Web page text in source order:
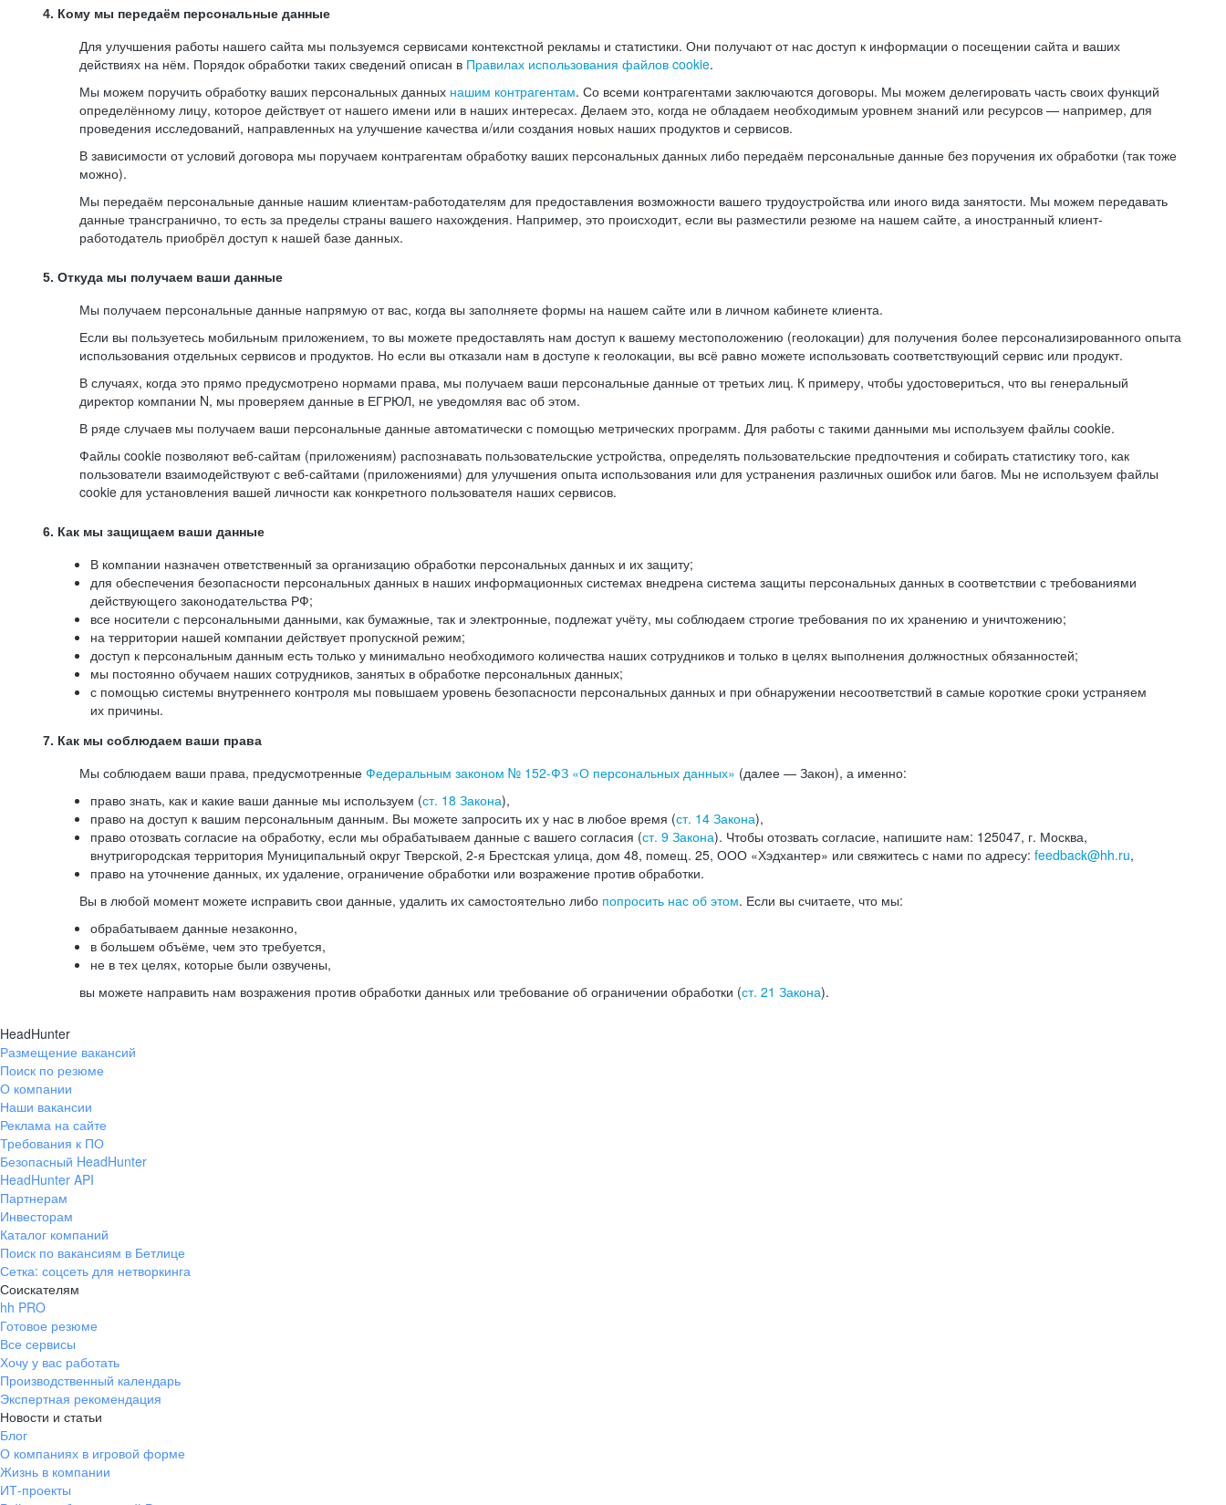
4. Кому мы передаём персональные данные
Для улучшения работы нашего сайта мы пользуемся сервисами контекстной рекламы и статистики. Они получают от нас доступ к информации о посещении сайта и ваших
действиях на нём. Порядок обработки таких сведений описан в Правилах использования файлов cookie.
Мы можем поручить обработку ваших персональных данных нашим контрагентам. Со всеми контрагентами заключаются договоры. Мы можем делегировать часть своих функций
определённому лицу, которое действует от нашего имени или в наших интересах. Делаем это, когда не обладаем необходимым уровнем знаний или ресурсов — например, для
проведения исследований, направленных на улучшение качества и/или создания новых наших продуктов и сервисов.
В зависимости от условий договора мы поручаем контрагентам обработку ваших персональных данных либо передаём персональные данные без поручения их обработки (так тоже
можно).
Мы передаём персональные данные нашим клиентам-работодателям для предоставления возможности вашего трудоустройства или иного вида занятости. Мы можем передавать
данные трансгранично, то есть за пределы страны вашего нахождения. Например, это происходит, если вы разместили резюме на нашем сайте, а иностранный клиент-
работодатель приобрёл доступ к нашей базе данных.
5. Откуда мы получаем ваши данные
Мы получаем персональные данные напрямую от вас, когда вы заполняете формы на нашем сайте или в личном кабинете клиента.
Если вы пользуетесь мобильным приложением, то вы можете предоставлять нам доступ к вашему местоположению (геолокации) для получения более персонализированного опыта
использования отдельных сервисов и продуктов. Но если вы отказали нам в доступе к геолокации, вы всё равно можете использовать соответствующий сервис или продукт.
В случаях, когда это прямо предусмотрено нормами права, мы получаем ваши персональные данные от третьих лиц. К примеру, чтобы удостовериться, что вы генеральный
директор компании N, мы проверяем данные в ЕГРЮЛ, не уведомляя вас об этом.
В ряде случаев мы получаем ваши персональные данные автоматически с помощью метрических программ. Для работы с такими данными мы используем файлы cookie.
Файлы cookie позволяют веб-сайтам (приложениям) распознавать пользовательские устройства, определять пользовательские предпочтения и собирать статистику того, как
пользователи взаимодействуют с веб-сайтами (приложениями) для улучшения опыта использования или для устранения различных ошибок или багов. Мы не используем файлы
cookie для установления вашей личности как конкретного пользователя наших сервисов.
6. Как мы защищаем ваши данные
В компании назначен ответственный за организацию обработки персональных данных и их защиту;
для обеспечения безопасности персональных данных в наших информационных системах внедрена система защиты персональных данных в соответствии с требованиями
действующего законодательства РФ;
все носители с персональными данными, как бумажные, так и электронные, подлежат учёту, мы соблюдаем строгие требования по их хранению и уничтожению;
на территории нашей компании действует пропускной режим;
доступ к персональным данным есть только у минимально необходимого количества наших сотрудников и только в целях выполнения должностных обязанностей;
мы постоянно обучаем наших сотрудников, занятых в обработке персональных данных;
с помощью системы внутреннего контроля мы повышаем уровень безопасности персональных данных и при обнаружении несоответствий в самые короткие сроки устраняем
их причины.
7. Как мы соблюдаем ваши права
Мы соблюдаем ваши права, предусмотренные Федеральным законом № 152-ФЗ «О персональных данных» (далее — Закон), а именно:
право знать, как и какие ваши данные мы используем (ст. 18 Закона),
право на доступ к вашим персональным данным. Вы можете запросить их у нас в любое время (ст. 14 Закона),
право отозвать согласие на обработку, если мы обрабатываем данные с вашего согласия (ст. 9 Закона). Чтобы отозвать согласие, напишите нам: 125047, г. Москва,
внутригородская территория Муниципальный округ Тверской, 2-я Брестская улица, дом 48, помещ. 25, ООО «Хэдхантер» или свяжитесь с нами по адресу: feedback@hh.ru,
право на уточнение данных, их удаление, ограничение обработки или возражение против обработки.
Вы в любой момент можете исправить свои данные, удалить их самостоятельно либо попросить нас об этом. Если вы считаете, что мы:
обрабатываем данные незаконно,
в большем объёме, чем это требуется,
не в тех целях, которые были озвучены,
вы можете направить нам возражения против обработки данных или требование об ограничении обработки (ст. 21 Закона).
HeadHunter
Размещение вакансий
Поиск по резюме
О компании
Наши вакансии
Реклама на сайте
Требования к ПО
Безопасный HeadHunter
HeadHunter API
Партнерам
Инвесторам
Каталог компаний
Поиск по вакансиям в Бетлице
Сетка: соцсеть для нетворкинга
Соискателям
hh PRO
Готовое резюме
Все сервисы
Хочу у вас работать
Производственный календарь
Экспертная рекомендация
Новости и статьи
Блог
О компаниях в игровой форме
Жизнь в компании
ИТ-проекты